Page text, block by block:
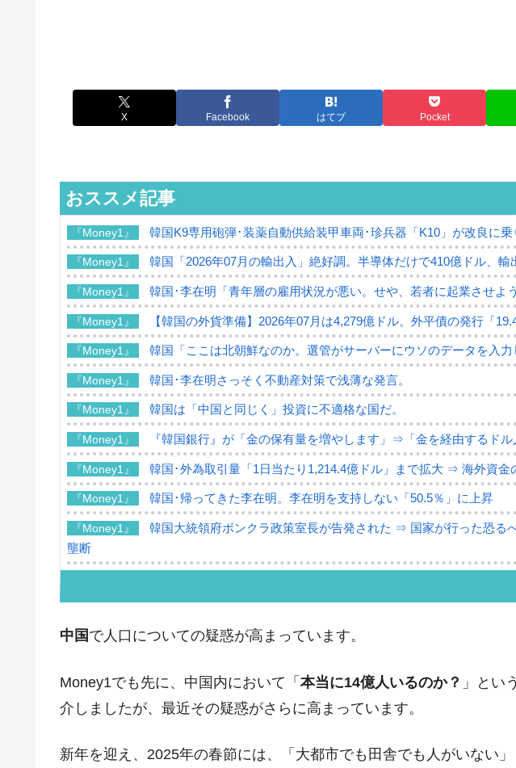
X Facebook はてブ Pocket
おススメ記事
『Money1』 韓国K9専用砲弾･装薬自動供給装甲車両･珍兵器「K10」が改良に乗
『Money1』 韓国「2026年07月の輸出入」絶好調。半導体だけで410億ドル、輸
『Money1』 韓国･李在明「青年層の雇用状況が悪い。せや、若者に起業させよ
『Money1』 【韓国の外貨準備】2026年07月は4,279億ドル。外平債の発行「
『Money1』 韓国「ここは北朝鮮なのか。選管がサーバーにウソのデータを入力
『Money1』 韓国･李在明さっそく不動産対策で浅薄な発言。
『Money1』 韓国は「中国と同じく」投資に不適格な国だ。
『Money1』 『韓国銀行』が「金の保有量を増やします」⇒「金を経由するド
『Money1』 韓国･外為取引量「1日当たり1,214.4億ドル」まで拡大 ⇒ 海外資金
『Money1』 韓国･帰ってきた李在明。李在明を支持しない「50.5％」に上昇
『Money1』
韓国大統領府ボンクラ政策室長が告発された ⇒ 国家が行った恐る
壟断
中国だけが鉄鋼輸出を異常増加させる ⇒ 中国の過剰生産が世界を
『Money1』 韓国製造業「半導体絶好調」のウラで他業種は全般的「不調」⇒
『Money1』 【対日本円】ウォン安が急進！ 日米の協調に韓国がいっちょがみ
中国 で人口についての疑惑が高まっています。
Money1でも先に、中国内において「 本当に14億人いるのか？ 」とい
介しましたが、最近その疑惑がさらに高まっています。
新年を迎え、2025年の春節には、「大都市でも田舎でも人がいない